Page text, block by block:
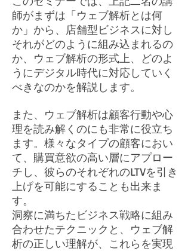
師がまずは「ウェブ解析とは何
か」から、店舗型ビジネスに対し
それがどのように組み込まれるの
か、ウェブ解析の形式上、どのよ
うにデジタル時代に対応していく
べきなのかを解説します。
また、ウェブ解析は顧客行動や心
理を読み解くのにも非常に役立ち
ます。様々なタイプの顧客におい
て、購買意欲の高い層にアプロー
チし、彼らのそれぞれのLTVを引き
上げを可能にすることも出来ま
す。
洞察に満ちたビジネス戦略に組み
合わせたテクニックと、ウェブ解
析の正しい理解が、これらを実現